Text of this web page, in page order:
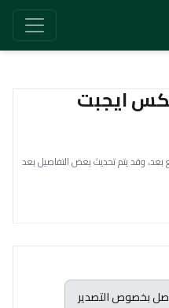
ايجبت
بعد، وقد يتم تحديث بعض التفاصيل بعد
بخصوص التصدير